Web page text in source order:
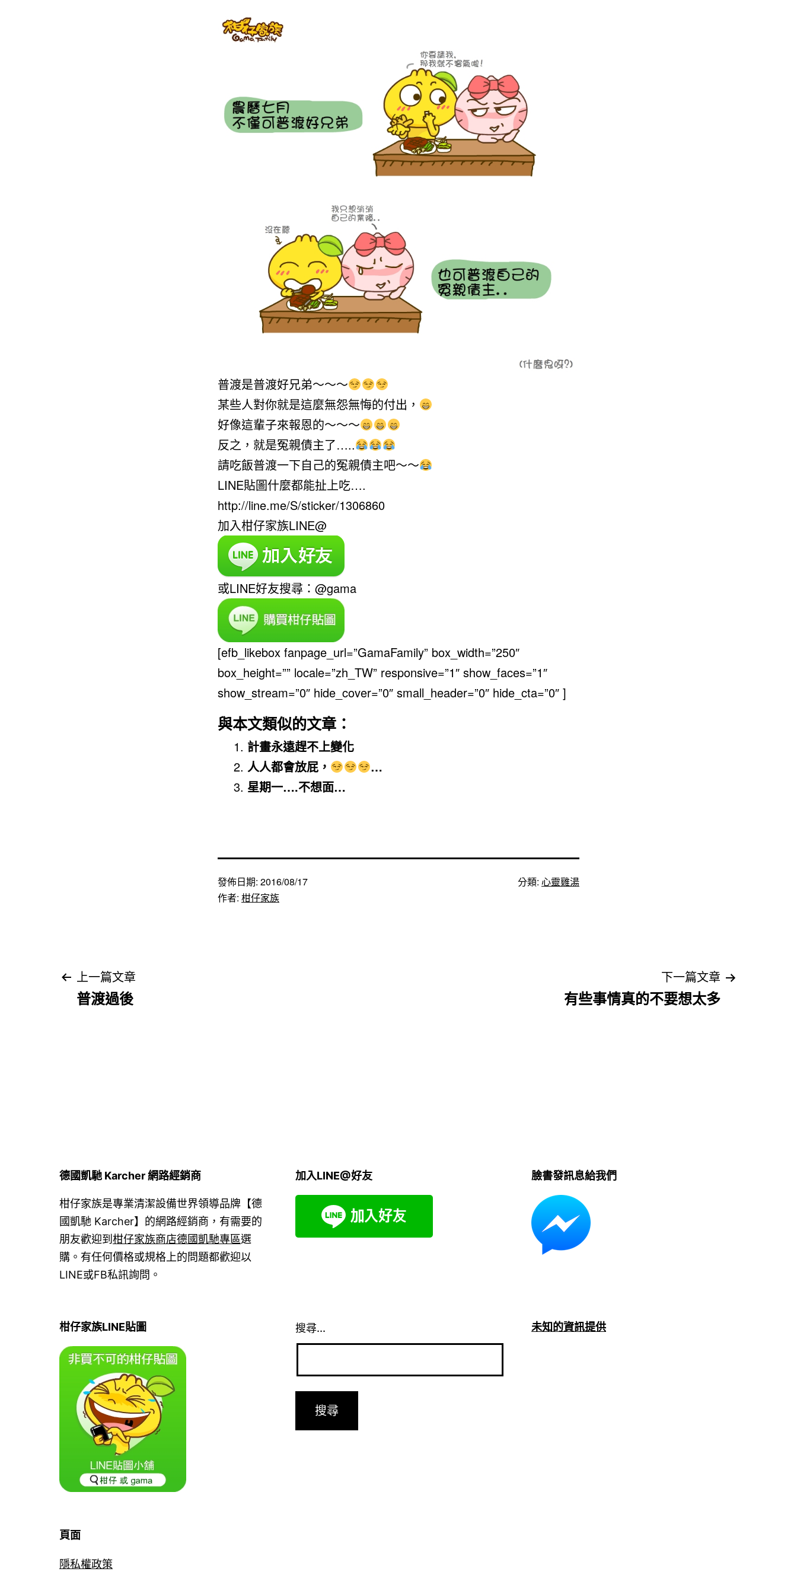
普渡是普渡好兄弟～～～
某些人對你就是這麼無怨無悔的付出，
好像這輩子來報恩的～～～
反之，就是冤親債主了…..
請吃飯普渡一下自己的冤親債主吧～～
LINE貼圖什麼都能扯上吃….
http://line.me/S/sticker/1306860
加入柑仔家族LINE@
或LINE好友搜尋：@gama
[efb_likebox fanpage_url=”GamaFamily” box_width=”250″
box_height=”” locale=”zh_TW” responsive=”1″ show_faces=”1″
show_stream=”0″ hide_cover=”0″ small_header=”0″ hide_cta=”0″ ]
與本文類似的文章：
計畫永遠趕不上變化
人人都會放屁，
…
星期一….不想面…
發佈日期: 2016/08/17
作者: 柑仔家族
分類: 心靈雞湯
文上一篇文章
普渡過後
下一篇文章
有些事情真的不要想太多
德國凱馳 Karcher 網路經銷商
柑仔家族是專業清潔設備世界領導品牌【德
國凱馳 Karcher】的網路經銷商，有需要的
朋友歡迎到 柑仔家族商店德國凱馳專區選
購。有任何價格或規格上的問題都歡迎以
LINE或FB私訊詢問。
加入LINE@好友 臉書發訊息給我們
柑仔家族LINE貼圖 搜尋... 未知的資訊提供
頁面
隱私權政策